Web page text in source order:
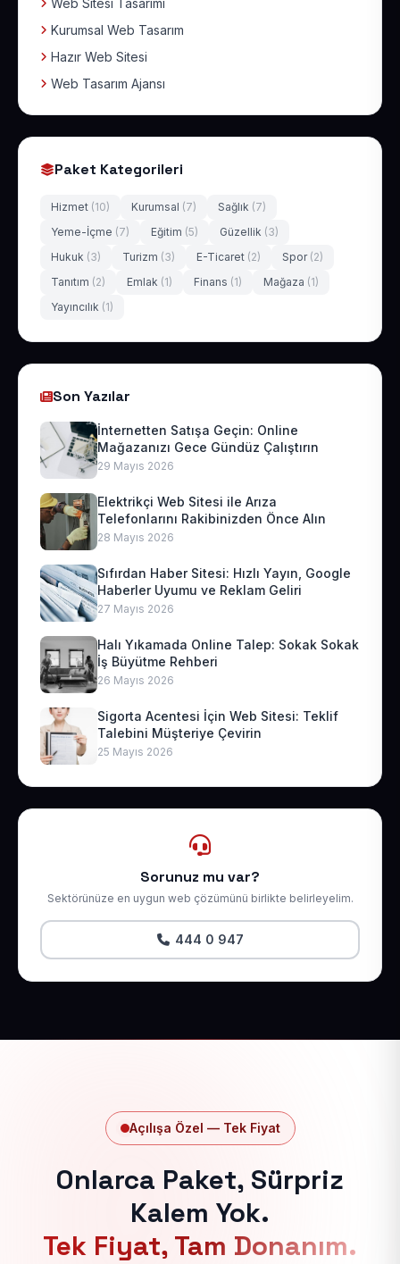
Web Sitesi Tasarımı
Kurumsal Web Tasarım
Hazır Web Sitesi
Web Tasarım Ajansı
Paket Kategorileri
Hizmet (10) Kurumsal (7) Sağlık (7)
Yeme-İçme (7) Eğitim (5) Güzellik (3)
Hukuk (3) Turizm (3) E-Ticaret (2) Spor (2)
Tanıtım (2) Emlak (1) Finans (1) Mağaza (1)
Yayıncılık (1)
Son Yazılar
İnternetten Satışa Geçin: Online
Mağazanızı Gece Gündüz Çalıştırın
29 Mayıs 2026
Elektrikçi Web Sitesi ile Arıza
Telefonlarını Rakibinizden Önce Alın
28 Mayıs 2026
Sıfırdan Haber Sitesi: Hızlı Yayın, Google
Haberler Uyumu ve Reklam Geliri
27 Mayıs 2026
Halı Yıkamada Online Talep: Sokak Sokak
İş Büyütme Rehberi
26 Mayıs 2026
Sigorta Acentesi İçin Web Sitesi: Teklif
Talebini Müşteriye Çevirin
25 Mayıs 2026
Sorunuz mu var?
Sektörünüze en uygun web çözümünü birlikte belirleyelim.
444 0 947
Açılışa Özel — Tek Fiyat
Onlarca Paket, Sürpriz
Kalem Yok.
Tek Fiyat, Tam Donanım.